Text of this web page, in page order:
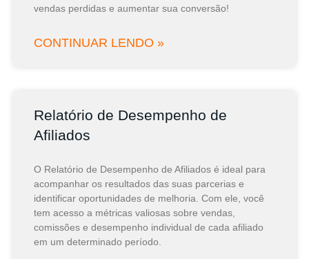
vendas perdidas e aumentar sua conversão!
CONTINUAR LENDO »
Relatório de Desempenho de
Afiliados
O Relatório de Desempenho de Afiliados é ideal para
acompanhar os resultados das suas parcerias e
identificar oportunidades de melhoria. Com ele, você
tem acesso a métricas valiosas sobre vendas,
comissões e desempenho individual de cada afiliado
em um determinado período.